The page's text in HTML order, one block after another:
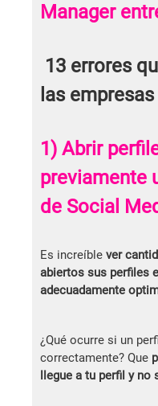
Manager
13 errores
las
1) Abrir
previamente
de Social
Es increíble ver
abiertos sus perfiles
adecuadamente
¿Qué ocurre si un
correctamente? Que
llegue a tu perfil y no